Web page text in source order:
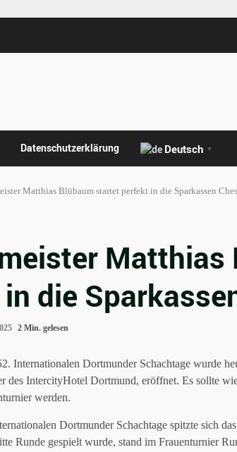
Datenschutzerklärung Deutsch ▼
Matthias Blübaum startet perfekt in die Sparkassen
die
2 Min. gelesen
Internationalen Dortmunder Schachtage wurde
des IntercityHotel Dortmund, eröffnet. Es sollte
werden.
Dortmunder Schachtage spitzte sich
Runde gespielt wurde, stand im Frauenturnier